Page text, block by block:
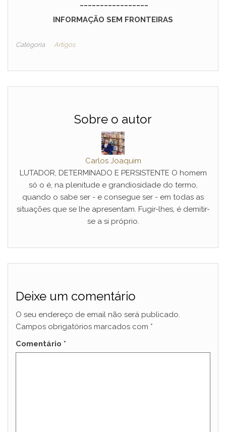
INFORMAÇÃO SEM FRONTEIRAS
Categoria Artigos
Sobre o autor
Carlos Joaquim
LUTADOR, DETERMINADO E PERSISTENTE O homem
só o é, na plenitude e grandiosidade do termo,
quando o sabe ser - e consegue ser - em todas as
situações que se lhe apresentam. Fugir-lhes, é demitir-
se a si próprio.
Deixe um comentário
O seu endereço de email não será publicado.
Campos obrigatórios marcados com *
Comentário *